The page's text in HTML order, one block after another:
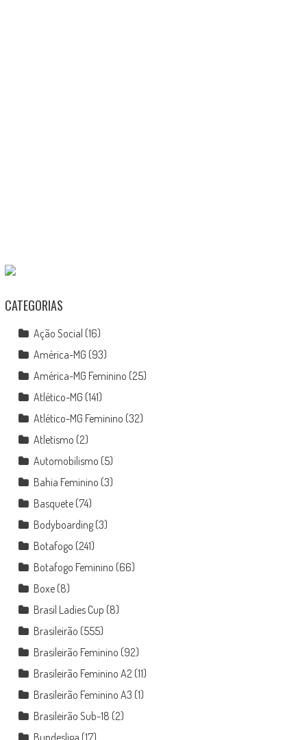
CATEGORIAS
Ação Social (16)
América-MG (93)
América-MG Feminino (25)
Atlético-MG (141)
Atlético-MG Feminino (32)
Atletismo (2)
Automobilismo (5)
Bahia Feminino (3)
Basquete(74)
Bodyboarding(3)
Botafogo (241)
Botafogo Feminino (66)
Boxe(8)
Brasil Ladies Cup (8)
Brasileirão (555)
Brasileirão Feminino (92)
Brasileirão Feminino A2 (11)
Brasileirão Feminino A3 (1)
Brasileirão Sub-18 (2)
Bundesliga (17)